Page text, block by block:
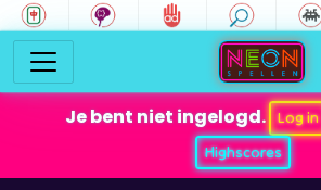
Je bent niet ingelogd. Log in
Highscores